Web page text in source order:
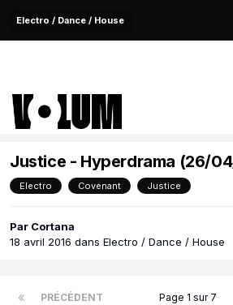
Electro / Dance / House
Justice - Hyperdrama (26/
Electro Covenant Justice
Par Cortana
18 avril 2016 dans Electro / Dance / House
PRÉCÉDENT Page 1 sur 7